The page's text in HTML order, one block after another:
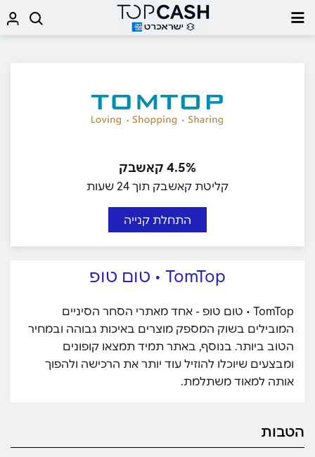
4.5% קאשבק
קליטת קאשבק תוך 24 שעות
התחלת קנייה
TomTop • טום טופ
TomTop • טום טופ - אחד מאתרי הסחר הסיניים
המובילים בשוק המספק מוצרים באיכות גבוהה ובמחיר
הטוב ביותר. בנוסף, באתר תמיד תמצאו קופונים
ומבצעים שיוכלו להוזיל עוד יותר את הרכישה ולהפוך
אותה למאוד משתלמת.
הטבות